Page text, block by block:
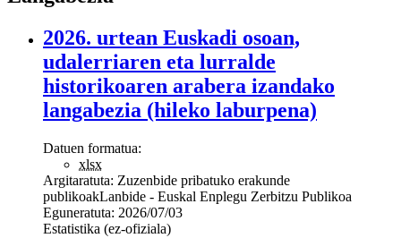
2026. urtean Euskadi osoan,
udalerriaren eta lurralde
historikoaren arabera izandako
langabezia (hileko laburpena)
Datuen formatua:
xlsx
Argitaratuta: Zuzenbide pribatuko erakunde
publikoakLanbide - Euskal Enplegu Zerbitzu Publikoa
Eguneratuta: 2026/07/03
Estatistika (ez-ofiziala)